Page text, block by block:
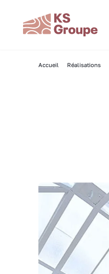
Accueil Réalisations